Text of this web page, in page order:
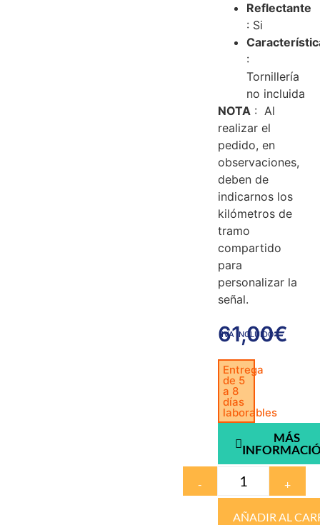
Reflectante
: Si
:
Tornillería
no incluida
NOTA : Al
realizar el
pedido, en
observaciones,
deben de
indicarnos los
kilómetros de
tramo
compartido
para
personalizar la
señal.
61,00€
IVA INCLUIDO
Entrega
de 5
a 8
días
laborables
MÁS
- +
AÑADIR AL